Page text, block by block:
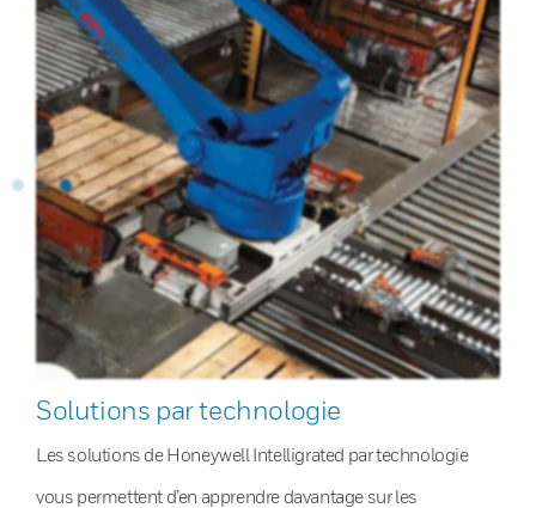
Solutions par technologie
Les solutions de Honeywell Intelligrated par technologie
vous permettent d’en apprendre davantage sur les